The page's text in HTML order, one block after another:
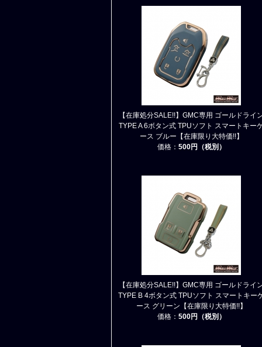
【在庫処分SALE!!】GMC専用 ゴールドライ
TYPE A 6ボタン式 TPUソフト スマートキー
ース ブルー【在庫限り大特価!!】
価格： 500円（税別）
【在庫処分SALE!!】GMC専用 ゴールドライ
TYPE B 4ボタン式 TPUソフト スマートキー
ース グリーン【在庫限り大特価!!】
価格： 500円（税別）